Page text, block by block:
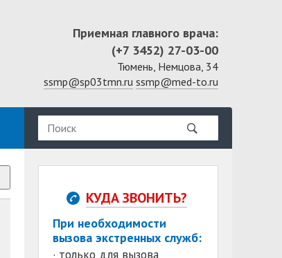
Приемная главного врача:
(+7 3452) 27-03-00
Тюмень, Немцова, 34
ssmp@sp03tmn.ru ssmp@med-to.ru
КУДА ЗВОНИТЬ?
При необходимости
вызова экстренных служб:
· только для вызова